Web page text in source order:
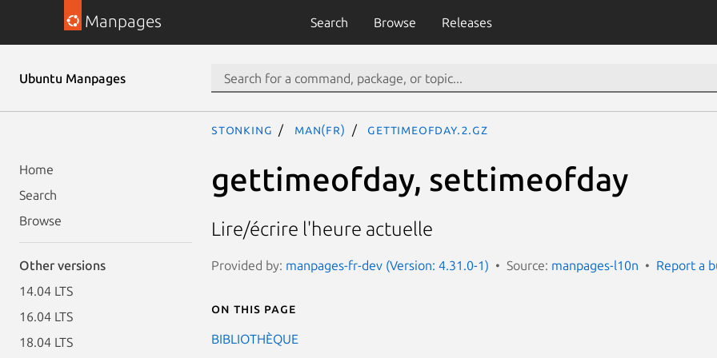
Manpages Search Browse Releases
Ubuntu Manpages
Home
Search
Browse
Other versions
14.04 LTS
16.04 LTS
18.04 LTS
stonking man(fr) gettimeofday.2.gz
gettimeofday, settimeofday
Lire/écrire l'heure actuelle
Provided by: manpages-fr-dev (Version: 4.31.0-1) Source: manpages-l10n Report a
On this page
BIBLIOTHÈQUE